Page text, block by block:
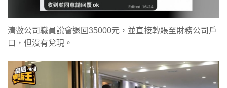
清數公司職員說會退回35000元，並直接轉賬至財務公司戶
口，但沒有兌現。